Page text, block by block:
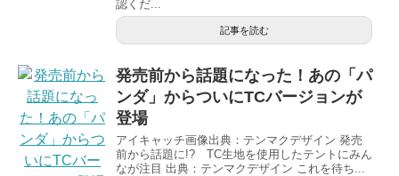
認くだ...
記事を読む
発売前から話題になった！あの「パ
ンダ」からついにTCバージョンが
登場
アイキャッチ画像出典：テンマクデザイン 発売
前から話題に!? TC生地を使用したテントにみん
なが注目 出典：テンマクデザイン これを待ち...